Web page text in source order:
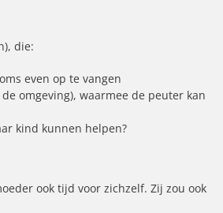
die:
even op te vangen
omgeving), waarmee de peuter kan
kind kunnen helpen?
ook tijd voor zichzelf. Zij zou ook